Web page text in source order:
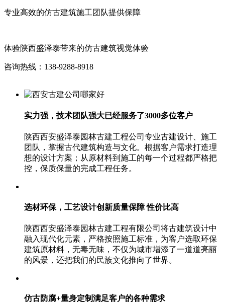
专业高效的仿古建筑施工团队提供保障
体验陕西盛泽泰带来的仿古建筑视觉体验
咨询热线：138-9288-8918
实力强，技术团队强大已经服务了3000多位客户
陕西西安盛泽泰园林古建工程公司专业古建设计、施工
团队，掌握古代建筑构造与文化。根据客户需求打造理
想的设计方案；从原材料到施工的每一个过程都严格把
控，保质保量的完成工程任务。
选材环保，工艺设计创新质量保障 性价比高
陕西西安盛泽泰园林古建工程有限公司将古建筑设计中
融入现代化元素，严格按照施工标准，为客户选取环保
建筑原材料，无毒无味，不仅为城市增添了一道道亮丽
的风景，还把我们的民族文化推向了世界。
仿古防腐+量身定制满足客户的各种需求